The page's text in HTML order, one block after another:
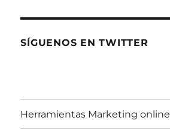
SÍGUENOS EN TWITTER
Herramientas Marketing online